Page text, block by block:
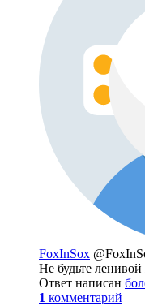
FoxInSox
Не будьте
Ответ написан
1 комментарий